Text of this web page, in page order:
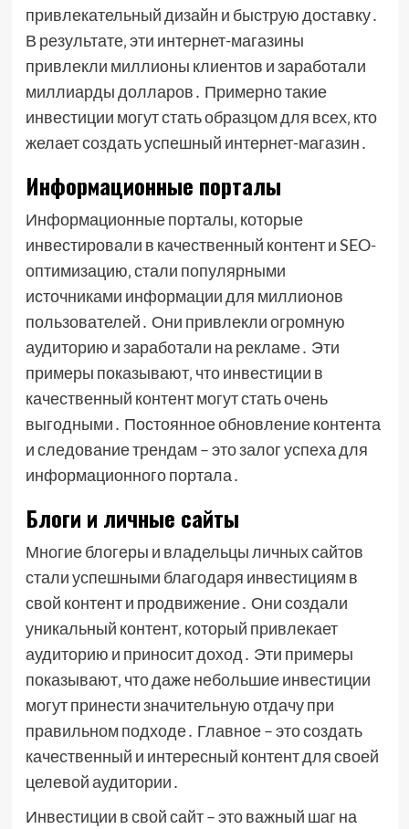
привлекательный дизайн и быструю доставку․
В результате‚ эти интернет-магазины
привлекли миллионы клиентов и заработали
миллиарды долларов․ Примерно такие
инвестиции могут стать образцом для всех‚ кто
желает создать успешный интернет-магазин․
Информационные порталы
Информационные порталы‚ которые
инвестировали в качественный контент и SEO-
оптимизацию‚ стали популярными
источниками информации для миллионов
пользователей․ Они привлекли огромную
аудиторию и заработали на рекламе․ Эти
примеры показывают‚ что инвестиции в
качественный контент могут стать очень
выгодными․ Постоянное обновление контента
и следование трендам – это залог успеха для
информационного портала․
Блоги и личные сайты
Многие блогеры и владельцы личных сайтов
стали успешными благодаря инвестициям в
свой контент и продвижение․ Они создали
уникальный контент‚ который привлекает
аудиторию и приносит доход․ Эти примеры
показывают‚ что даже небольшие инвестиции
могут принести значительную отдачу при
правильном подходе․ Главное – это создать
качественный и интересный контент для своей
целевой аудитории․
Инвестиции в свой сайт – это важный шаг на